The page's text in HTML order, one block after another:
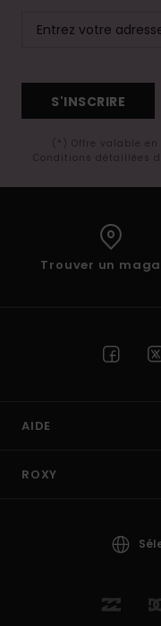
S'INSCRIRE
(*) Offre valable
Conditions détaillées
Trouver un
AIDE
ROXY